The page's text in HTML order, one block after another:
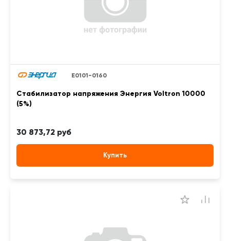
Е0101-0160
Стабилизатор напряжения Энергия Voltron 10000
(5%)
30 873,72 руб
Купить